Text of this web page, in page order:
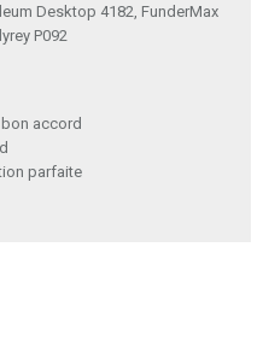
Desktop 4182, FunderMax
P092
accord
parfaite